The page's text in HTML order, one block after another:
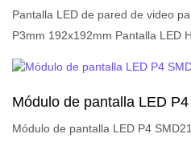
continuamente. Las
interiores, panel de 160 x 160
Breve descripción:
192x192mm HD
Pantalla LED de pared de video
P3mm 192x192mm Pantalla LED
en comparación con productos
ventajas sobresalientes
rendimiento, calidad, apariencia,
Módulo de pantalla LED
Módulo de pantalla LED P4